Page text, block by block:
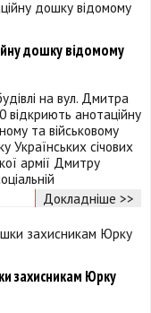
дошку відомому
на вул. Дмитра
відкриють анотаційну
та військовому
Українських січових
армії Дмитру
Докладніше >>
захисникам Юрку